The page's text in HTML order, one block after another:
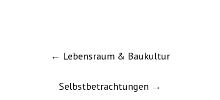
← Lebensraum & Baukultur
Selbstbetrachtungen →